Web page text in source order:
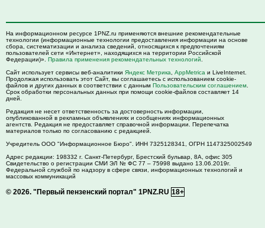
На информационном ресурсе 1PNZ.ru применяются внешние рекомендательные
технологии (информационные технологии предоставления информации на основе
сбора, систематизации и анализа сведений, относящихся к предпочтениям
пользователей сети «Интернет», находящихся на территории Российской
Федерации)». Правила применения рекомендательных технологий
Сайт использует сервисы веб-аналитики Яндекс Метрика AppMetrica и LiveInternet.
Продолжая использовать этот Сайт, вы соглашаетесь с использованием cookie-
файлов и других данных в соответствии с данным Пользовательским соглашением
Срок обработки персональных данных при помощи cookie-файлов составляет 14
дней.
Редакция не несет ответственность за достоверность информации,
опубликованной в рекламных объявлениях и сообщениях информационных
агентств. Редакция не предоставляет справочной информации. Перепечатка
материалов только по согласованию с редакцией.
Учредитель ООО "Информационное Бюро". ИНН 7325128341, ОГРН 1147325002549
Адрес редакции: 198332 г. Санкт-Петербург, Брестский бульвар, 8А, офис 305
Свидетельство о регистрации СМИ ЭЛ № ФС 77 – 75998 выдано 13.06.2019г.
Федеральной службой по надзору в сфере связи, информационных технологий и
массовых коммуникаций
© 2026. "Первый пензенский портал" 1PNZ.RU 18+